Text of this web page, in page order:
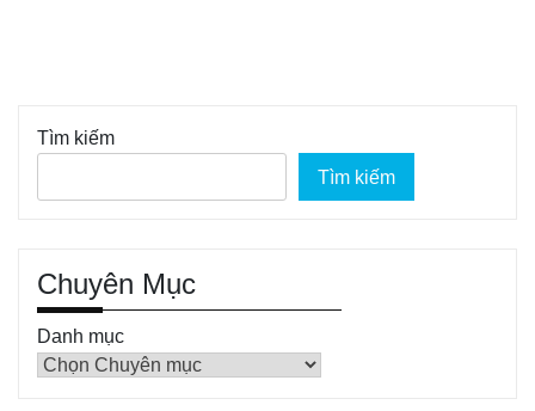
thể.
có
thể
được
chọn
Tìm kiếm
Tìm kiếm
Chuyên Mục
Danh mục